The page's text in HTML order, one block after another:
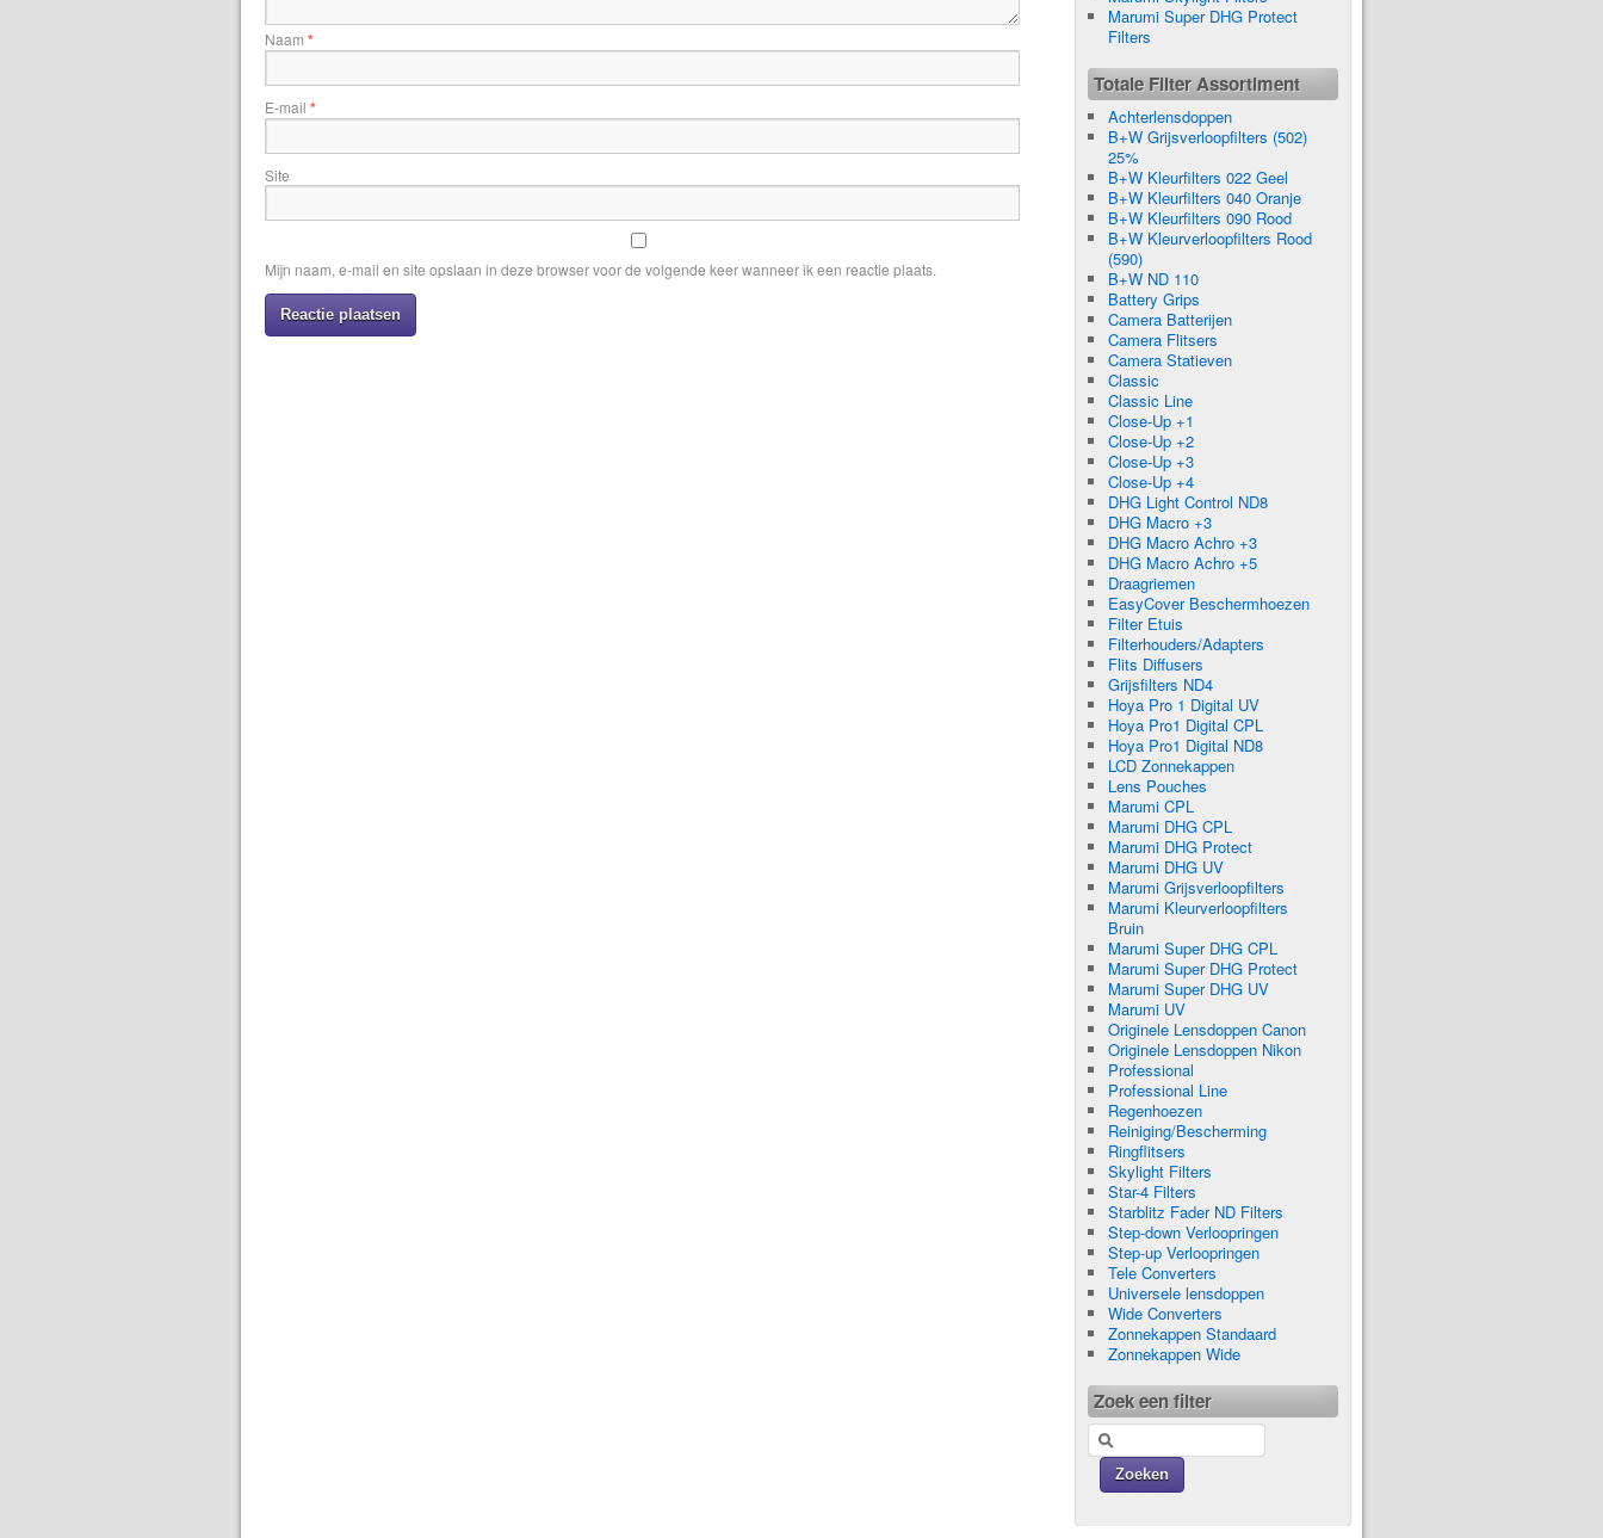
Naam *
E-mail *
Site
Mijn naam, e-mail en site opslaan in deze browser voor de volgende keer wanneer ik een reactie plaats.
Marumi Super DHG Protect
Filters
Totale Filter Assortiment
Achterlensdoppen
B+W Grijsverloopfilters (502)
25%
B+W Kleurfilters 022 Geel
B+W Kleurfilters 040 Oranje
B+W Kleurfilters 090 Rood
B+W Kleurverloopfilters Rood
(590)
B+W ND 110
Battery Grips
Camera Batterijen
Camera Flitsers
Camera Statieven
Classic
Classic Line
Close-Up +1
Close-Up +2
Close-Up +3
Close-Up +4
DHG Light Control ND8
DHG Macro +3
DHG Macro Achro +3
DHG Macro Achro +5
Draagriemen
EasyCover Beschermhoezen
Filter Etuis
Filterhouders/Adapters
Flits Diffusers
Grijsfilters ND4
Hoya Pro 1 Digital UV
Hoya Pro1 Digital CPL
Hoya Pro1 Digital ND8
LCD Zonnekappen
Lens Pouches
Marumi CPL
Marumi DHG CPL
Marumi DHG Protect
Marumi DHG UV
Marumi Grijsverloopfilters
Marumi Kleurverloopfilters
Bruin
Marumi Super DHG CPL
Marumi Super DHG Protect
Marumi Super DHG UV
Marumi UV
Originele Lensdoppen Canon
Originele Lensdoppen Nikon
Professional
Professional Line
Regenhoezen
Reiniging/Bescherming
Ringflitsers
Skylight Filters
Star-4 Filters
Starblitz Fader ND Filters
Step-down Verloopringen
Step-up Verloopringen
Tele Converters
Universele lensdoppen
Wide Converters
Zonnekappen Standaard
Zonnekappen Wide
Zoek een filter